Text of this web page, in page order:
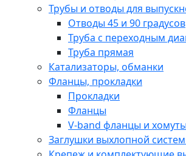
Трубы и отводы для
Отводы 45 и 90 градусов
Труба с переходным
Труба прямая
Катализаторы, обманки
Фланцы, прокладки
Прокладки
Фланцы
V-band фланцы и хомуты
Заглушки выхлопной